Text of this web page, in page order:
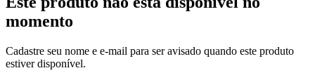
momento
Cadastre seu nome e e-mail para ser avisado quando este produto
estiver disponível.